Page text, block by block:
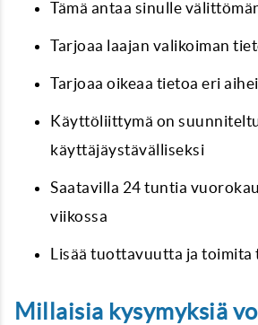
Tämä antaa sinulle
Tarjoaa laajan valikoiman
Tarjoaa oikeaa tietoa eri
Käyttöliittymä on
käyttäjäystävälliseksi
Saatavilla 24 tuntia
viikossa
Lisää tuottavuutta ja toimita
Millaisia kysymyksiä